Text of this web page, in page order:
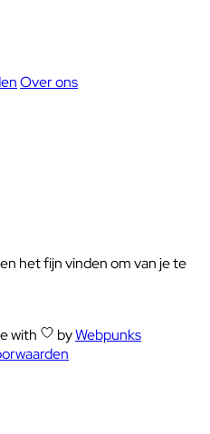
Over ons
het fijn vinden om van je te
with byWebpunks